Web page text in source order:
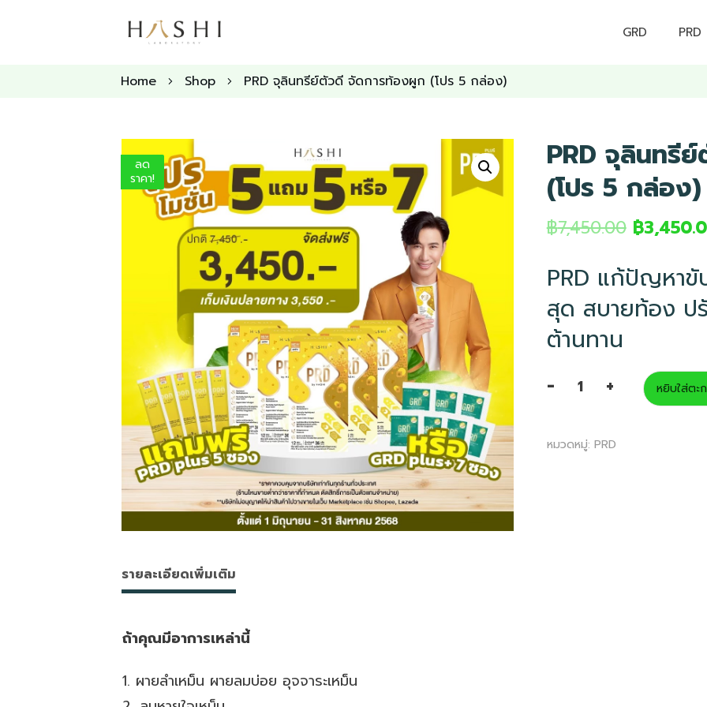
GRD PRD
Home Shop PRD จุลินทรีย์ตัวดี จัดการท้องผูก (โปร 5 กล่อง)
ลด
ราคา!
PRD จุลินทรี
(โปร 5 กล่อง)
฿7,450.00 ฿
PRD แก้ปัญหา
สุด สบายท้อง ป
ต้านทาน
-จำนวน
จุลินทรีย์
+ หยิบใส่ตะ
หมวดหมู่: PRD
รายละเอียดเพิ่มเติม
ถ้าคุณมีอาการเหล่านี้
1. ผายลำเหม็น ผายลมบ่อย อุจจาระเหม็น